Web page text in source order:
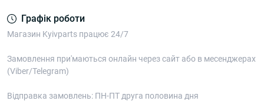
Графік роботи
Магазин Kyivparts працює 24/7
Замовлення при'маються онлайн через сайт або в месенджерах
(Viber/Telegram)
Відправка замовлень: ПН-ПТ друга половина дня